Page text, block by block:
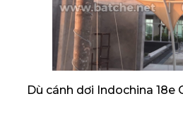
Dù cánh dơi Indochina 18e